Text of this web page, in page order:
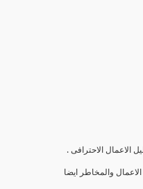
الاعمال الاحترافى .
والمخاطر ايضا